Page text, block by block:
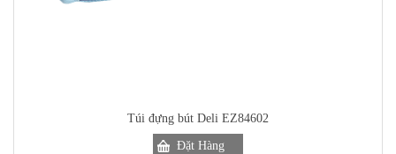
Túi đựng bút Deli EZ84602
Đặt Hàng